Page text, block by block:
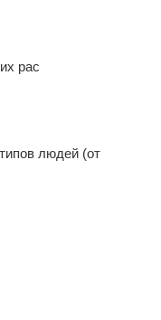
рас
людей (от